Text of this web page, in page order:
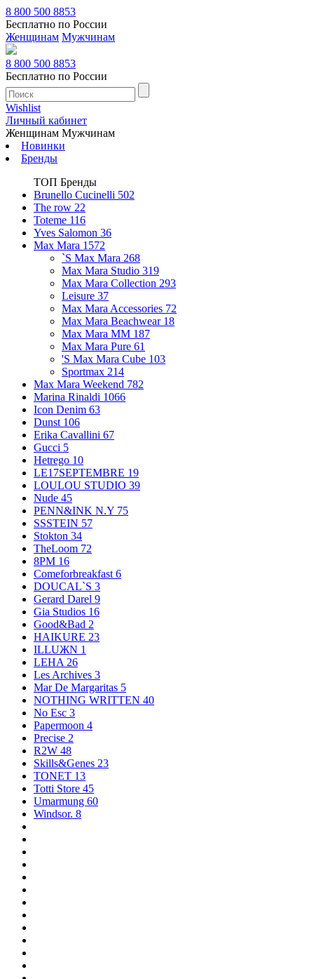
8 800 500 8853
Бесплатно по России
Женщинам Мужчинам
8 800 500 8853
Бесплатно по России
Wishlist
Личный кабинет
Женщинам Мужчинам
Новинки
Бренды
ТОП Бренды
Brunello Cucinelli 502
The row 22
Toteme 116
Yves Salomon 36
Max Mara 1572
`S Max Mara 268
Max Mara Studio 319
Max Mara Collection 293
Leisure 37
Max Mara Accessories 72
Max Mara Beachwear 18
Max Mara MM 187
Max Mara Pure 61
'S Max Mara Cube 103
Sportmax 214
Max Mara Weekend 782
Marina Rinaldi 1066
Icon Denim 63
Dunst 106
Erika Cavallini 67
Gucci 5
Hetrego 10
LE17SEPTEMBRE 19
LOULOU STUDIO 39
Nude 45
PENN&INK N.Y 75
SSSTEIN 57
Stokton 34
TheLoom 72
8PM 16
Comeforbreakfast 6
DOUCAL`S 3
Gerard Darel 9
Gia Studios 16
Good&Bad 2
HAIKURE 23
ILLUЖN 1
LEHA 26
Les Archives 3
Mar De Margaritas 5
NOTHING WRITTEN 40
No Esc 3
Papermoon 4
Precise 2
R2W 48
Skills&Genes 23
TONET 13
Totti Store 45
Umarmung 60
Windsor. 8